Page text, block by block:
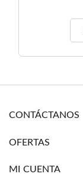
CONTÁCTANOS
OFERTAS
MI CUENTA